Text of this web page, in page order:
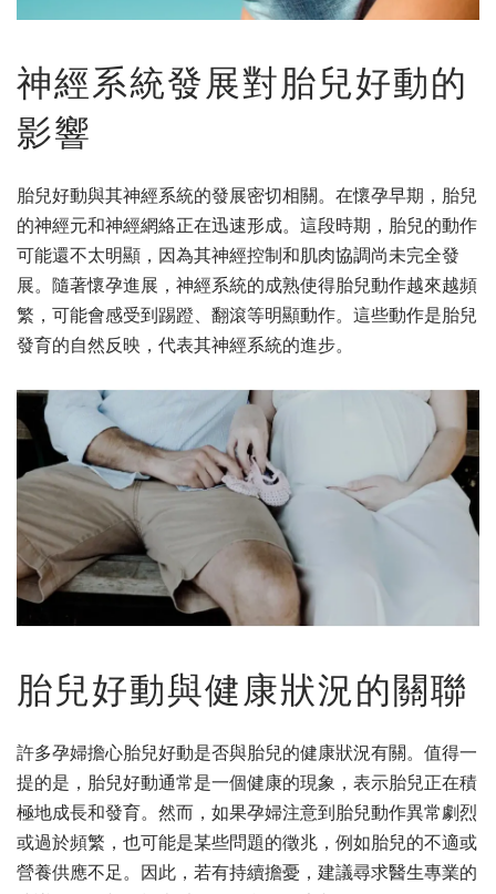
神經系統發展對胎兒好動的
影響
胎兒好動與其神經系統的發展密切相關。在懷孕早期，胎兒
的神經元和神經網絡正在迅速形成。這段時期，胎兒的動作
可能還不太明顯，因為其神經控制和肌肉協調尚未完全發
展。隨著懷孕進展，神經系統的成熟使得胎兒動作越來越頻
繁，可能會感受到踢蹬、翻滾等明顯動作。這些動作是胎兒
發育的自然反映，代表其神經系統的進步。
胎兒好動與健康狀況的關聯
許多孕婦擔心胎兒好動是否與胎兒的健康狀況有關。值得一
提的是，胎兒好動通常是一個健康的現象，表示胎兒正在積
極地成長和發育。然而，如果孕婦注意到胎兒動作異常劇烈
或過於頻繁，也可能是某些問題的徵兆，例如胎兒的不適或
營養供應不足。因此，若有持續擔憂，建議尋求醫生專業的